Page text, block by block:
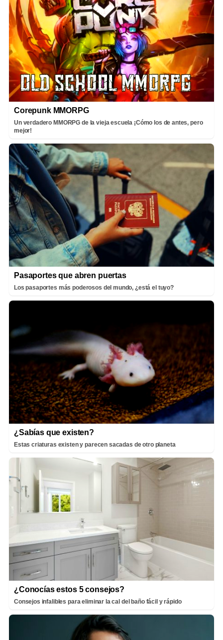
Corepunk MMORPG
Un verdadero MMORPG de la vieja escuela ¡Cómo los de antes, pero
mejor!
Pasaportes que abren puertas
Los pasaportes más poderosos del mundo, ¿está el tuyo?
¿Sabías que existen?
Estas criaturas existen y parecen sacadas de otro planeta
¿Conocías estos 5 consejos?
Consejos infalibles para eliminar la cal del baño fácil y rápido